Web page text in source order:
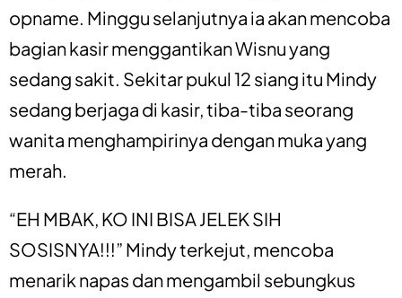
opname. Minggu selanjutnya ia akan mencoba
bagian kasir menggantikan Wisnu yang
sedang sakit. Sekitar pukul 12 siang itu Mindy
sedang berjaga di kasir, tiba-tiba seorang
wanita menghampirinya dengan muka yang
merah.
“EH MBAK, KO INI BISA JELEK SIH
SOSISNYA!!!” Mindy terkejut, mencoba
menarik napas dan mengambil sebungkus